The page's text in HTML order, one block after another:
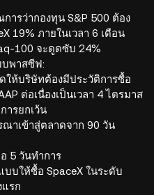
ารว่ากองทุน S&P 500 ต้อง
19% ภายในเวลา 6 เดือน
100 จะดูดซับ 24%
บพาสซีฟ:
ให้บริษัทต้องมีประวัติการซื้อ
ต่อเนื่องเป็นเวลา 4 ไตรมาส
ารยกเว้น
ณาเข้าสู่ตลาดจาก 90 วัน
อ 5 วันทำการ
บให้ซื้อ SpaceX ในระดับ
รก